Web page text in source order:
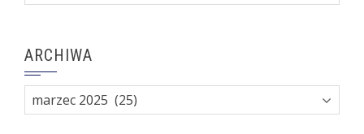
ARCHIWA
Archiwa